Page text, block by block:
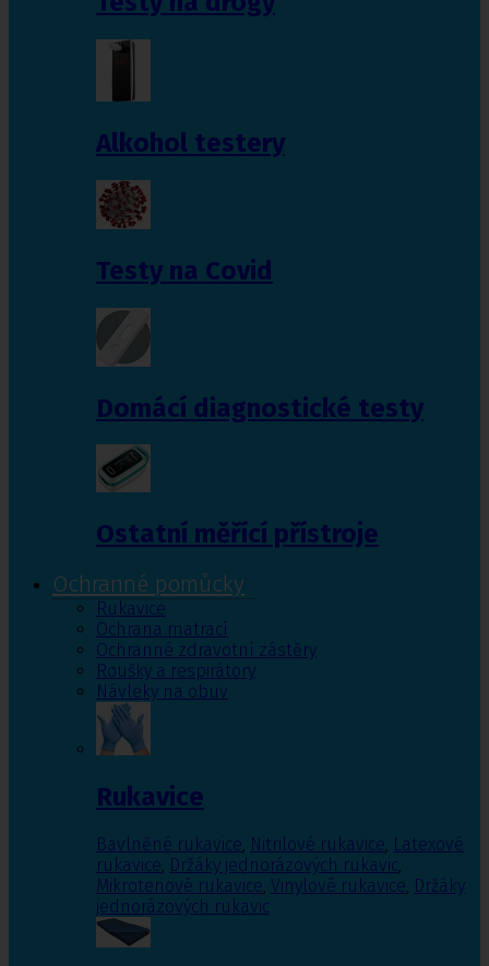
Alkohol testery
Testy na Covid
Domácí diagnostické testy
Ostatní měřící přístroje
Ochranné pomůcky
Rukavice
Ochrana matrací
Ochranné zdravotní zástěry
Roušky a respirátory
Návleky na obuv
Rukavice
Bavlněné rukavice, Nitrilové rukavice, Latexové
rukavice, Držáky jednorázových rukavic,
Mikrotenové rukavice, Vinylové rukavice, Držáky
jednorázových rukavic